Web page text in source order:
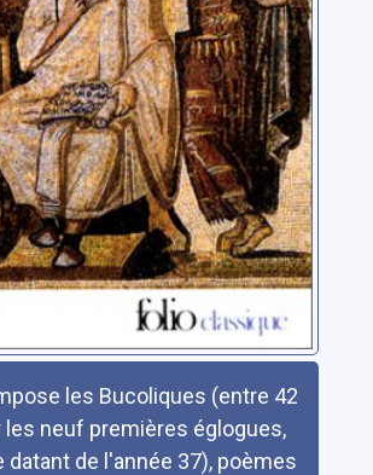
les Bucoliques (entre 42
les neuf premières églogues,
datant de l'année 37), poèmes